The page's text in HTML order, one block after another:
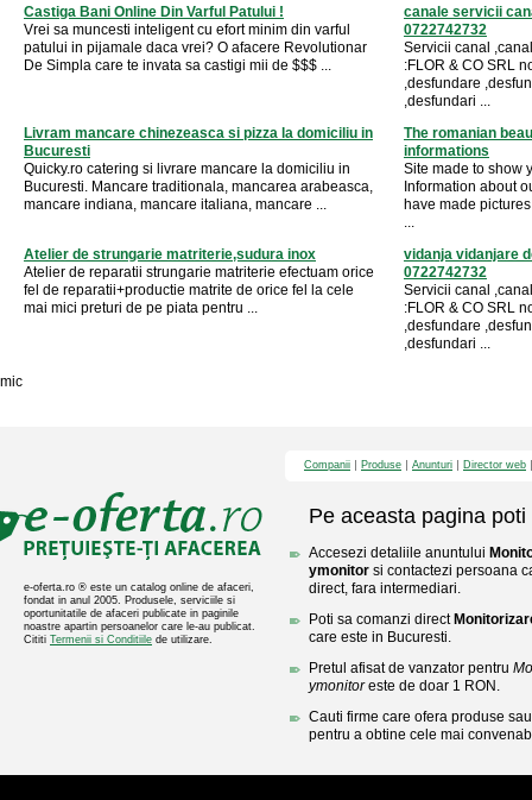
Castiga Bani Online Din Varful Patului !
Vrei sa muncesti inteligent cu efort minim din varful
patului in pijamale daca vrei? O afacere Revolutionar
De Simpla care te invata sa castigi mii de $$$ ...
canale servicii
0722742732
Servicii canal
:FLOR & CO SRL
,desfundare
,desfundari ...
Livram mancare chinezeasca si pizza la domiciliu in
Bucuresti
Quicky.ro catering si livrare mancare la domiciliu in
Bucuresti. Mancare traditionala, mancarea arabeasca,
mancare indiana, mancare italiana, mancare ...
The romanian
informations
Site made to show
Information about
have made
...
Atelier de strungarie matriterie,sudura inox
Atelier de reparatii strungarie matriterie efectuam orice
fel de reparatii+productie matrite de orice fel la cele
mai mici preturi de pe piata pentru ...
vidanja vidanjare
0722742732
Servicii canal
:FLOR & CO SRL
,desfundare
,desfundari ...
mic
e-oferta.ro ® este un catalog online de afaceri,
fondat in anul 2005. Produsele, serviciile si
oportunitatile de afaceri publicate in paginile
noastre apartin persoanelor care le-au publicat.
Cititi Termenii si Conditiile de utilizare.
Companii Produse Anunturi Director web
Pe aceasta pagina poti
Accesezi detaliile anuntului
ymonitor si contactezi persoana
direct, fara intermediari.
Poti sa comanzi direct
care este in Bucuresti.
Pretul afisat de vanzator pentru
ymonitoreste de doar 1 RON.
Cauti firme care ofera produse
pentru a obtine cele mai